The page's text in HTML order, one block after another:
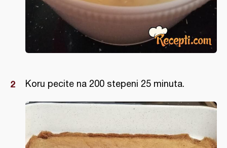
Koru pecite na 200 stepeni 25 minuta.